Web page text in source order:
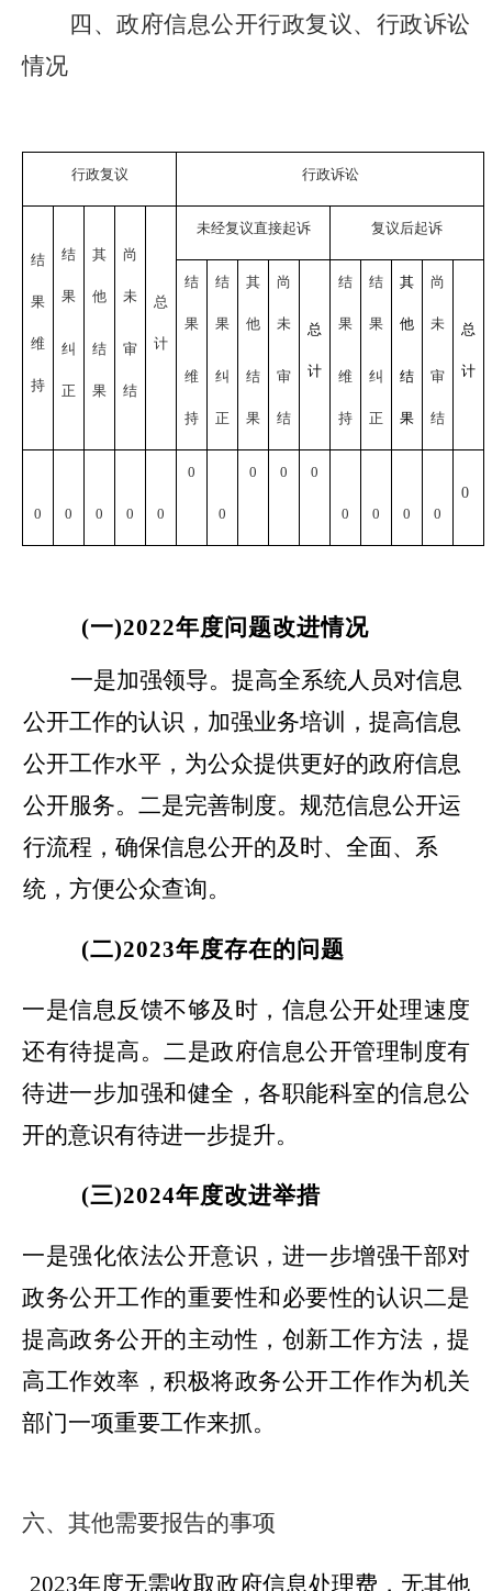
四、 政府信息公开行政复议、行政诉讼
情况
行政复议 行政诉讼
结
果
维
持
结
果
纠
正
其
他
结
果
尚
未
审
结
总
计
未经复议直接起诉 复议后起诉
结
果
维
持
结
果
纠
正
其
他
结
果
尚
未
审
结
总
计
结
果
维
持
结
果
纠
正
其
他
结
果
尚
未
审
结
总
计
0 0 0 0 0
0
0
0 0 0
0 0 0 0
0
(一)2022年度问题改进情况
一是加强领导。提高全系统人员对信息
公开工作的认识，加强业务培训，提高信息
公开工作水平，为公众提供更好的政府信息
公开服务。二是完善制度。规范信息公开运
行流程，确保信息公开的及时、全面、系
统，方便公众查询。
(二)2023年度存在的问题
一是信息反馈不够及时，信息公开处理速度
还有待提高。二是政府信息公开管理制度有
待进一步加强和健全，各职能科室的信息公
开的意识有待进一步提升。
(三)2024年度改进举措
一是强化依法公开意识，进一步增强干部对
政务公开工作的重要性和必要性的认识二是
提高政务公开的主动性，创新工作方法，提
高工作效率，积极将政务公开工作作为机关
部门一项重要工作来抓。
六、其他需要报告的事项
2023年度无需收取政府信息处理费，无其他